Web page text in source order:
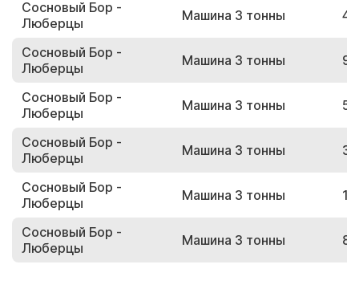
Сосновый Бор -
Люберцы
Машина 3 тонны
Сосновый Бор -
Люберцы
Машина 3 тонны
Сосновый Бор -
Люберцы
Машина 3 тонны
Сосновый Бор -
Люберцы
Машина 3 тонны
Сосновый Бор -
Люберцы
Машина 3 тонны
Сосновый Бор -
Люберцы
Машина 3 тонны